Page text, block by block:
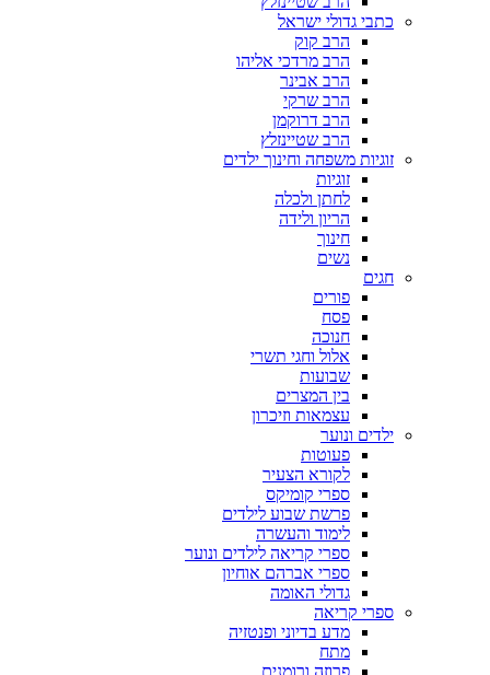
כתבי גדולי ישראל
הרב קוק
הרב מרדכי אליהו
הרב אבינר
הרב שרקי
הרב דרוקמן
הרב שטיינזלץ
זוגיות משפחה וחינוך ילדים
זוגיות
לחתן ולכלה
הריון ולידה
חינוך
נשים
חגים
פורים
פסח
חנוכה
אלול וחגי תשרי
שבועות
בין המצרים
עצמאות וזיכרון
ילדים ונוער
פעוטות
לקורא הצעיר
ספרי קומיקס
פרשת שבוע לילדים
לימוד והעשרה
ספרי קריאה לילדים ונוער
ספרי אברהם אוחיון
גדולי האומה
ספרי קריאה
מדע בדיוני ופנטזיה
מתח